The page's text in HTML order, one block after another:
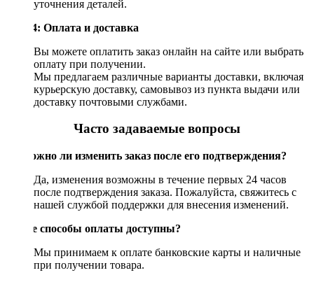
уточнения деталей.
Шаг 4: Оплата и доставка
Вы можете оплатить заказ онлайн на сайте или выбрать
оплату при получении.
Мы предлагаем различные варианты доставки, включая
курьерскую доставку, самовывоз из пункта выдачи или
доставку почтовыми службами.
Часто задаваемые вопросы
Возможно ли изменить заказ после его подтверждения?
Да, изменения возможны в течение первых 24 часов
после подтверждения заказа. Пожалуйста, свяжитесь с
нашей службой поддержки для внесения изменений.
Какие способы оплаты доступны?
Мы принимаем к оплате банковские карты и наличные
при получении товара.